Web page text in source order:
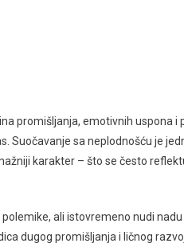
promišljanja, emotivnih uspona i
Suočavanje sa neplodnošću je
karakter – što se često
ali istovremeno nudi nadu
dugog promišljanja i ličnog